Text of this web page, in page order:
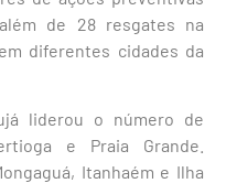
de 28 resgates na
diferentes cidades da
liderou o número de
e Praia Grande.
, Itanhaém e Ilha